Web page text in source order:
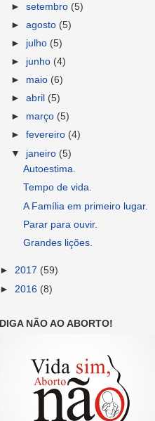
►setembro (5)
►agosto (5)
► julho (5)
► junho (4)
► maio (6)
►abril (5)
► março (5)
►fevereiro (4)
▼ janeiro (5)
Autoestima.
Tempo de vida.
A Família em primeiro lugar.
Parar para ouvir.
Grandes lições.
► 2017 (59)
► 2016 (8)
DIGA NÃO AO ABORTO!